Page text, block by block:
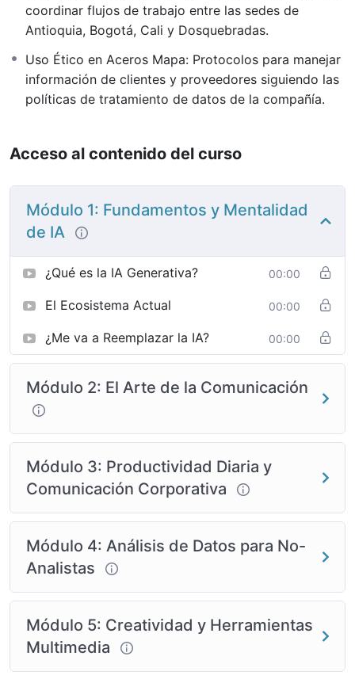
coordinar flujos de trabajo entre las sedes de
Antioquia, Bogotá, Cali y Dosquebradas.
Uso Ético en Aceros Mapa: Protocolos para manejar
información de clientes y proveedores siguiendo las
políticas de tratamiento de datos de la compañía.
Acceso al contenido del curso
Módulo 1: Fundamentos y Mentalidad
de IA
¿Qué es la IA Generativa? 00:00
El Ecosistema Actual 00:00
¿Me va a Reemplazar la IA? 00:00
Módulo 2: El Arte de la Comunicación
Módulo 3: Productividad Diaria y
Comunicación Corporativa
Módulo 4: Análisis de Datos para No-
Analistas
Módulo 5: Creatividad y Herramientas
Multimedia